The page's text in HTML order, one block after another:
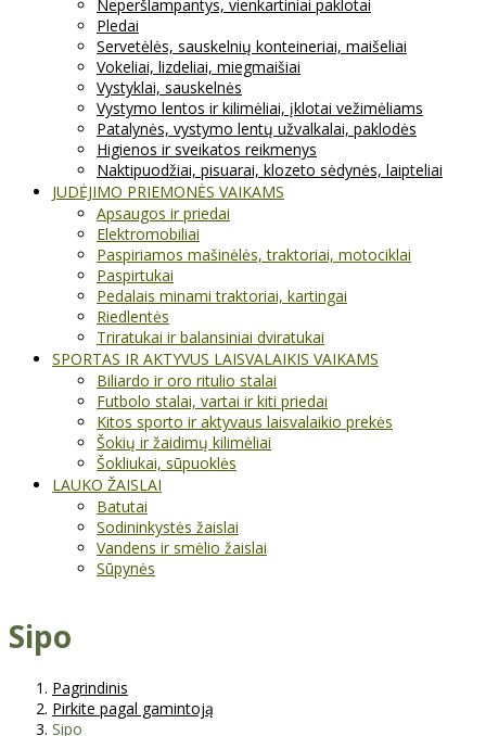
Neperšlampantys, vienkartiniai paklotai
Pledai
Servetėlės, sauskelnių konteineriai, maišeliai
Vokeliai, lizdeliai, miegmaišiai
Vystyklai, sauskelnės
Vystymo lentos ir kilimėliai, įklotai vežimėliams
Patalynės, vystymo lentų užvalkalai, paklodės
Higienos ir sveikatos reikmenys
Naktipuodžiai, pisuarai, klozeto sėdynės, laipteliai
JUDĖJIMO PRIEMONĖS VAIKAMS
Apsaugos ir priedai
Elektromobiliai
Paspiriamos mašinėlės, traktoriai, motociklai
Paspirtukai
Pedalais minami traktoriai, kartingai
Riedlentės
Triratukai ir balansiniai dviratukai
SPORTAS IR AKTYVUS LAISVALAIKIS VAIKAMS
Biliardo ir oro ritulio stalai
Futbolo stalai, vartai ir kiti priedai
Kitos sporto ir aktyvaus laisvalaikio prekės
Šokių ir žaidimų kilimėliai
Šokliukai, sūpuoklės
LAUKO ŽAISLAI
Batutai
Sodininkystės žaislai
Vandens ir smėlio žaislai
Sūpynės
Sipo
Pagrindinis
Pirkite pagal gamintoją
Sipo